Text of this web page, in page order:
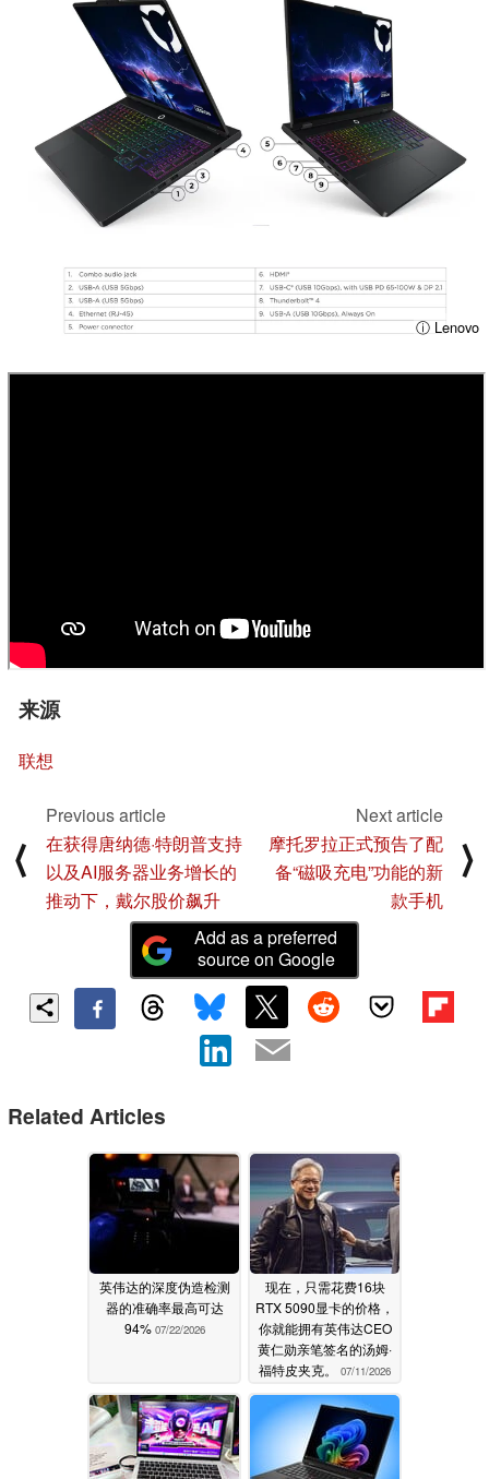
ⓘ Lenovo
来源
联想
⟨
Previous article
在获得唐纳德·特朗普支持
以及AI服务器业务增长的
推动下，戴尔股价飙升
Next article
摩托罗拉正式预告了配
备“磁吸充电”功能的新
款手机
⟩
Add as a preferred
source on Google
Related Articles
英伟达的深度伪造检测
器的准确率最高可达
94% 07/22/2026
现在，只需花费16块
RTX 5090显卡的价格，
你就能拥有英伟达CEO
黄仁勋亲笔签名的汤姆·
福特皮夹克。
07/11/2026